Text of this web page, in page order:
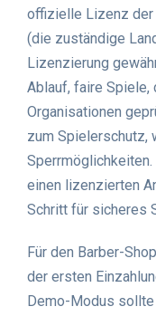
offizielle Lizenz der
(die zuständige
Lizenzierung
Ablauf, faire Spiele,
Organisationen
zum Spielerschutz,
einen lizenzierten
Schritt für sicheres
Für den Barber-
der ersten
Demo-Modus